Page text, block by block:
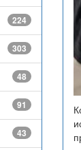
224
303
48
91
43